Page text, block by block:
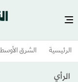
الرئيسية الشرق الأوسط​
الرأي